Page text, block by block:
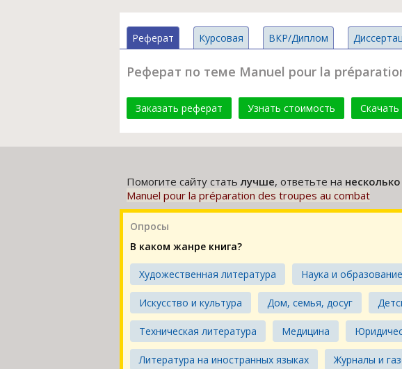
Реферат Курсовая ВКР/Диплом
Реферат по теме Manuel pour la
Заказать реферат Узнать стоимость
Помогите сайту статьлучше, ответьте на
Manuel pour la préparation des troupes au combat
Опросы
В каком жанре книга?
Художественная литература Наука и образование
Искусство и культура Дом, семья, досуг
Техническая литература Медицина
Литература на иностранных языках Журналы и